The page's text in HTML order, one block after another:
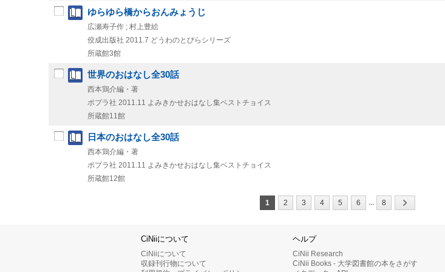
ゆらゆら橋からおんみょうじ
広瀬寿子作 ; 村上豊絵
佼成出版社 2011.7 どうわのとびらシリーズ
所蔵館3館
世界のおはなし全30話
西本鶏介編・著
ポプラ社 2011.11 よみきかせおはなし集ベストチョイス
所蔵館11館
日本のおはなし全30話
西本鶏介編・著
ポプラ社 2011.11 よみきかせおはなし集ベストチョイス
所蔵館12館
1 2 3 4 5 6 ... 8
CiNiiについて
CiNiiについて
収録刊行物について
ヘルプ
CiNii Research
CiNii Books - 大学図書館の本をさがす